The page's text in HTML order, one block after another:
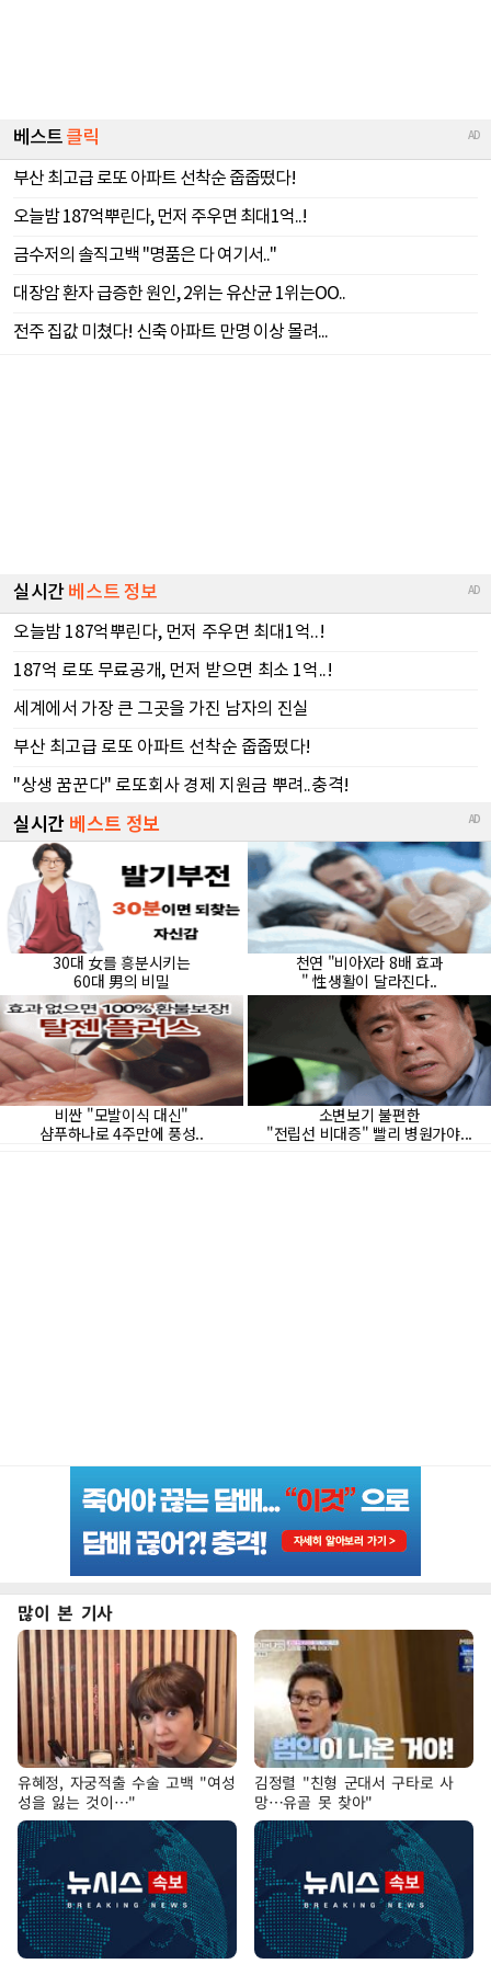
많이 본 기사
유혜정, 자궁적출 수술 고백 "여성
성을 잃는 것이…"
김정렬 "친형 군대서 구타로 사
망…유골 못 찾아"